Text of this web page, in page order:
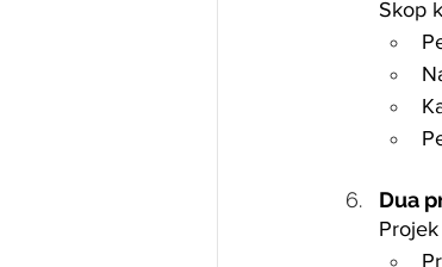
Skop
Dua